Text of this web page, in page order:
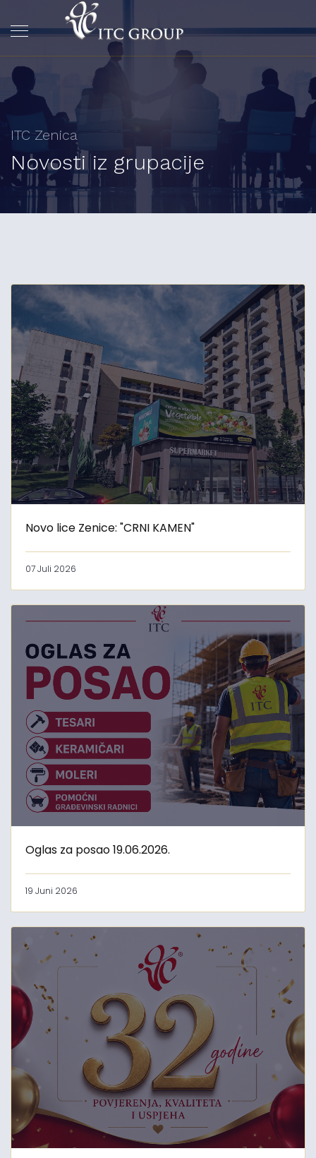
ITC Zenica
Novosti iz grupacije
Novo lice Zenice: "CRNI KAMEN"
07 Juli 2026
Oglas za posao 19.06.2026.
19 Juni 2026